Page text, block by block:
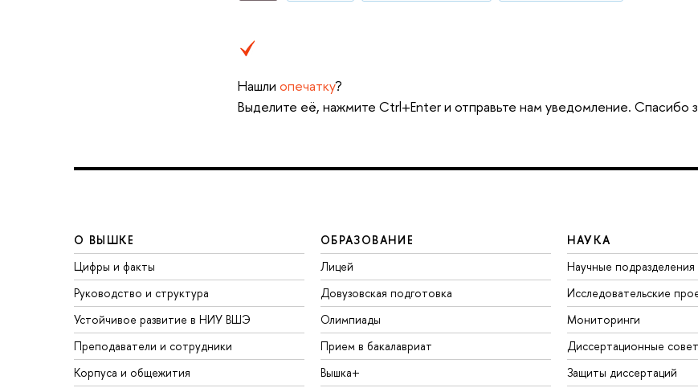
Нашли опечатку?
Выделите её, нажмите Ctrl+Enter и отправьте нам уведомление. Спасибо
О ВЫШКЕ
Цифры и факты
Руководство и структура
Устойчивое развитие в НИУ ВШЭ
Преподаватели и сотрудники
Корпуса и общежития
ОБРАЗОВАНИЕ
Лицей
Довузовская подготовка
Олимпиады
Прием в бакалавриат
Вышка+
НАУКА
Научные подразделения
Исследовательские
Мониторинги
Диссертационные
Защиты диссертаций